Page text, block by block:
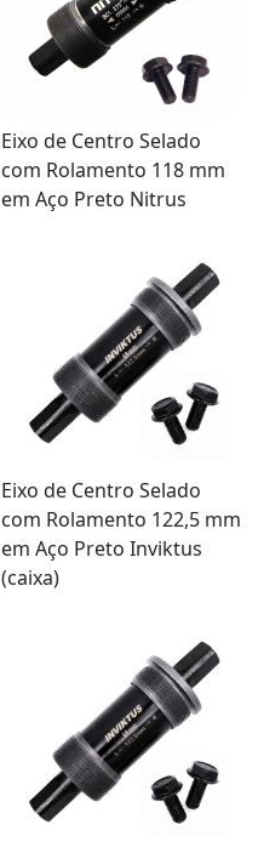
Eixo de Centro Selado
com Rolamento 118 mm
em Aço Preto Nitrus
Eixo de Centro Selado
com Rolamento 122,5 mm
em Aço Preto Inviktus
(caixa)